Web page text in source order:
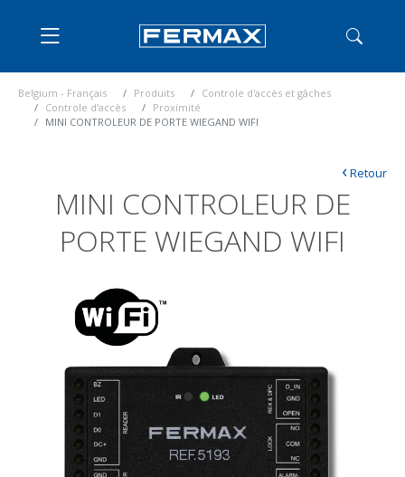
Belgium - Français Produits
Controle d'accès et gâches
Controle d'accès
Proximité
MINI CONTROLEUR DE PORTE WIEGAND WIFI
MINI CONTROLEUR DE
PORTE WIEGAND WIFI
‹Retour